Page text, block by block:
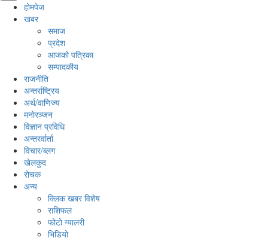
होमपेज
खबर
समाज
प्रदेश
आजको पत्रिका
सम्पादकीय
राजनीति
अन्तर्राष्ट्रिय
अर्थ/वाणिज्य
मनाेरञ्जन
विज्ञान प्रविधि
अन्तरर्वार्ता
विचार/ब्लग
खेलकुद
रोचक
अन्य
क्लिक खबर विशेष
राशिफल
फोटो ग्यालरी
भिडियो